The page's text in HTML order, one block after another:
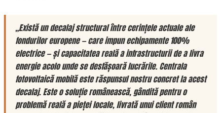
„Există un decalaj structural între cerințele actuale ale
fondurilor europene — care impun echipamente 100%
electrice — și capacitatea reală a infrastructurii de a livra
energie acolo unde se desfășoară lucrările. Centrala
fotovoltaică mobilă este răspunsul nostru concret la acest
decalaj. Este o soluție românească, gândită pentru o
problemă reală a pieței locale, livrată unui client român